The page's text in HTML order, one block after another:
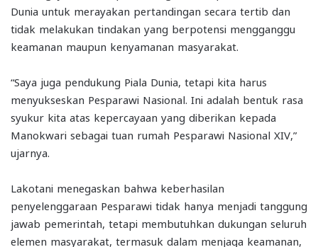
Dunia untuk merayakan pertandingan secara tertib dan
tidak melakukan tindakan yang berpotensi mengganggu
keamanan maupun kenyamanan masyarakat.
“Saya juga pendukung Piala Dunia, tetapi kita harus
menyukseskan Pesparawi Nasional. Ini adalah bentuk rasa
syukur kita atas kepercayaan yang diberikan kepada
Manokwari sebagai tuan rumah Pesparawi Nasional XIV,”
ujarnya.
Lakotani menegaskan bahwa keberhasilan
penyelenggaraan Pesparawi tidak hanya menjadi tanggung
jawab pemerintah, tetapi membutuhkan dukungan seluruh
elemen masyarakat, termasuk dalam menjaga keamanan,